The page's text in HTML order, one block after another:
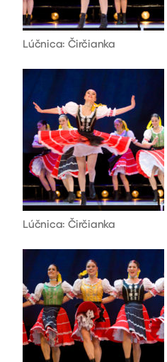
Lúčnica: Čirčianka
Lúčnica: Čirčianka